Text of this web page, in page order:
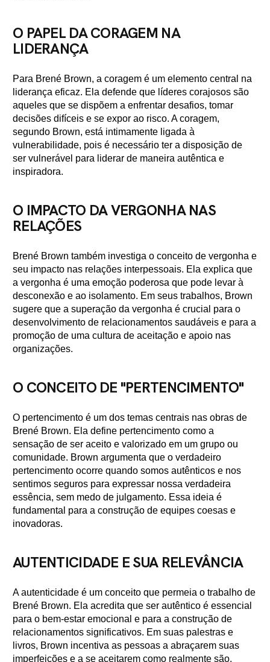
O PAPEL DA CORAGEM NA
LIDERANÇA
Para Brené Brown, a coragem é um elemento central na
liderança eficaz. Ela defende que líderes corajosos são
aqueles que se dispõem a enfrentar desafios, tomar
decisões difíceis e se expor ao risco. A coragem,
segundo Brown, está intimamente ligada à
vulnerabilidade, pois é necessário ter a disposição de
ser vulnerável para liderar de maneira autêntica e
inspiradora.
O IMPACTO DA VERGONHA NAS
RELAÇÕES
Brené Brown também investiga o conceito de vergonha e
seu impacto nas relações interpessoais. Ela explica que
a vergonha é uma emoção poderosa que pode levar à
desconexão e ao isolamento. Em seus trabalhos, Brown
sugere que a superação da vergonha é crucial para o
desenvolvimento de relacionamentos saudáveis e para a
promoção de uma cultura de aceitação e apoio nas
organizações.
O CONCEITO DE "PERTENCIMENTO"
O pertencimento é um dos temas centrais nas obras de
Brené Brown. Ela define pertencimento como a
sensação de ser aceito e valorizado em um grupo ou
comunidade. Brown argumenta que o verdadeiro
pertencimento ocorre quando somos autênticos e nos
sentimos seguros para expressar nossa verdadeira
essência, sem medo de julgamento. Essa ideia é
fundamental para a construção de equipes coesas e
inovadoras.
AUTENTICIDADE E SUA RELEVÂNCIA
A autenticidade é um conceito que permeia o trabalho de
Brené Brown. Ela acredita que ser autêntico é essencial
para o bem-estar emocional e para a construção de
relacionamentos significativos. Em suas palestras e
livros, Brown incentiva as pessoas a abraçarem suas
imperfeições e a se aceitarem como realmente são,